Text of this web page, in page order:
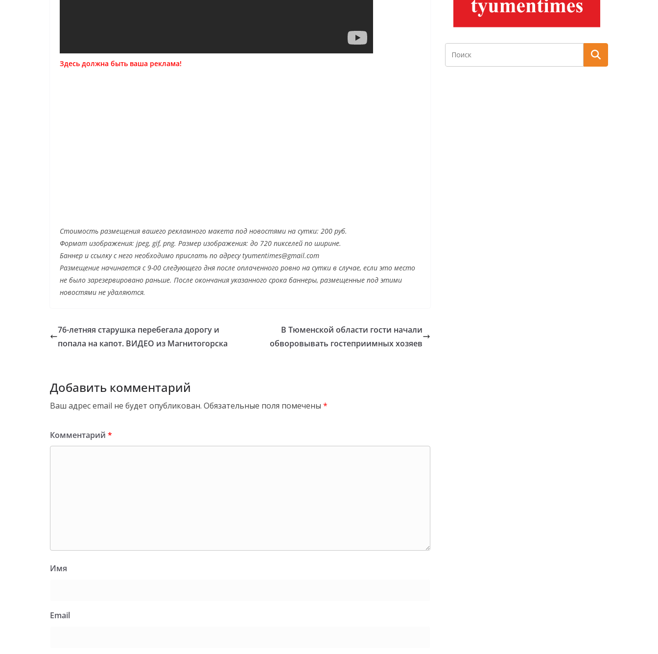
Здесь должна быть ваша реклама!
Стоимость размещения вашего рекламного макета под новостями на сутки: 200 руб.
Формат изображения: jpeg, gif, png. Размер изображения: до 720 пикселей по ширине.
Баннер и ссылку с него необходимо прислать по адресу tyumentimes@gmail.com
Размещение начинается с 9-00 следующего дня после оплаченного ровно на сутки в случае, если это место
не было зарезервировано раньше. После окончания указанного срока баннеры, размещенные под этими
новостями не удаляются.
76-летняя старушка перебегала дорогу и
попала на капот. ВИДЕО из Магнитогорска
В Тюменской области гости начали
обворовывать гостеприимных хозяев
Добавить комментарий
Ваш адрес email не будет опубликован. Обязательные поля помечены *
Комментарий *
Имя
Email